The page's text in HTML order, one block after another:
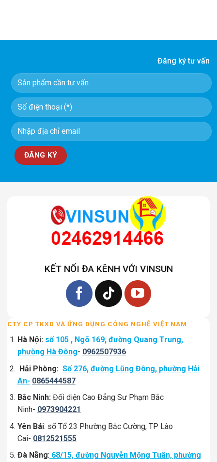
Đăng ký tư vấn
KẾT NỐI ĐA KÊNH VỚI VINSUN
CTY CP TKXD VÀ ỨNG DỤNG CÔNG NGHỆ VIỆT NAM
Hà Nội: số 105 , Ngõ 169, đường Quang Trung,
phường Hà Đông- 0962507936
Hải Phòng: Số 276, đường Lũng Đông, phường Hải
An- 0865444587
Bắc Ninh: Đối diện Cao Đẳng Sư Phạm Bắc
Ninh- 0973904221
Yên Bái: số Tổ 23 Phường Bắc Cường, TP Lào
Cai- 0812521555
Đà Nẵng: 68/15, đường Nguyễn Mộng Tuân, phường